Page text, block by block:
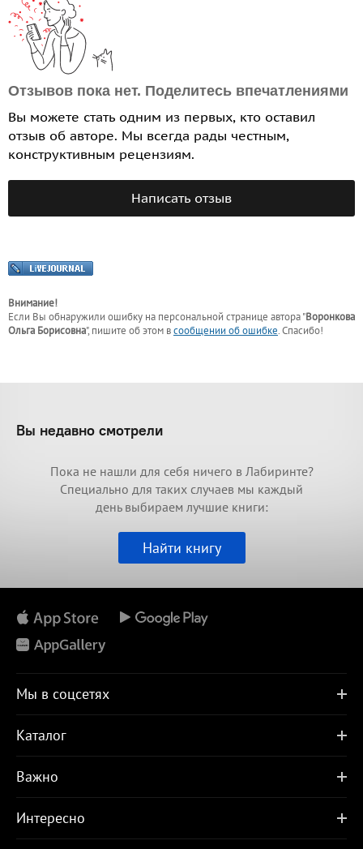
Отзывов пока нет. Поделитесь впечатлениями
Вы можете стать одним из первых, кто оставил
отзыв об авторе. Мы всегда рады честным,
конструктивным рецензиям.
Написать отзыв
Внимание!
Если Вы обнаружили ошибку на персональной странице автора "Воронкова
Ольга Борисовна", пишите об этом всообщении об ошибке. Спасибо!
Вы недавно смотрели
Пока не нашли для себя ничего в Лабиринте?
Специально для таких случаев мы каждый
день выбираем лучшие книги:
Найти книгу
Мы в соцсетях
Каталог
Важно
Интересно